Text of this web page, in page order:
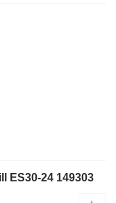
ES30-24 149303